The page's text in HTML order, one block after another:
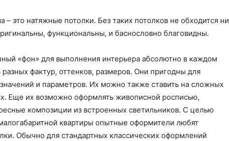
это натяжные потолки. Без таких потолков не обходится ни
функциональны, и баснословно благовидны.
«фон» для выполнения интерьера абсолютно в каждом
фактур, оттенков, размеров. Они пригодны для
и параметров. Их можно также ставить на сложных
Еще их возможно оформлять живописной росписью,
композиции из встроенных светильников. С целью
квартиры опытные оформители любят
Обычно для стандартных классических оформлений